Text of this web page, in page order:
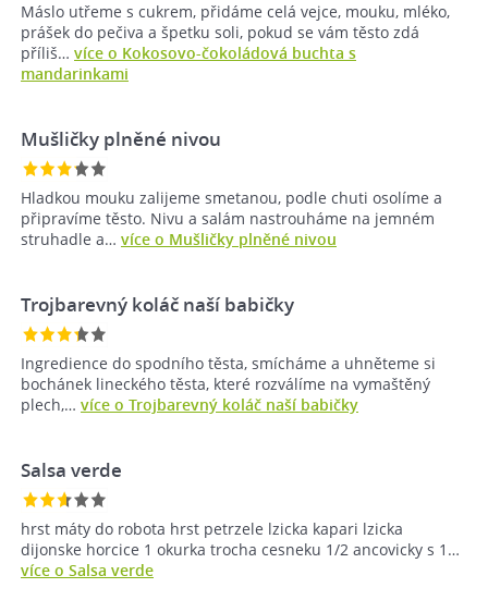
Máslo utřeme s cukrem, přidáme celá vejce, mouku, mléko,
prášek do pečiva a špetku soli, pokud se vám těsto zdá
příliš… více o Kokosovo-čokoládová buchta s
mandarinkami
Mušličky plněné nivou
Hladkou mouku zalijeme smetanou, podle chuti osolíme a
připravíme těsto. Nivu a salám nastrouháme na jemném
struhadle a… více o Mušličky plněné nivou
Trojbarevný koláč naší babičky
Ingredience do spodního těsta, smícháme a uhněteme si
bochánek lineckého těsta, které rozválíme na vymaštěný
plech,… více o Trojbarevný koláč naší babičky
Salsa verde
hrst máty do robota hrst petrzele lzicka kapari lzicka
dijonske horcice 1 okurka trocha cesneku 1/2 ancovicky s 1…
více o Salsa verde